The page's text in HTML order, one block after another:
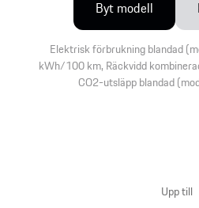
Byt modell
Elektrisk förbrukning blandad
kWh/100 km, Räckvidd
CO2-utsläpp blandad
Upp till